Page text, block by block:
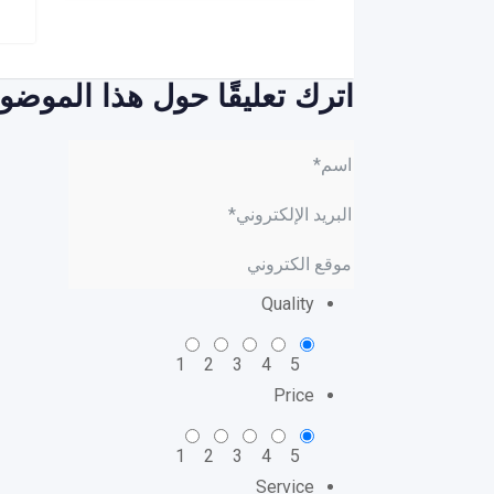
اترك تعليقًا حول هذا
Quality
5
4
3
2
1
Price
5
4
3
2
1
Service